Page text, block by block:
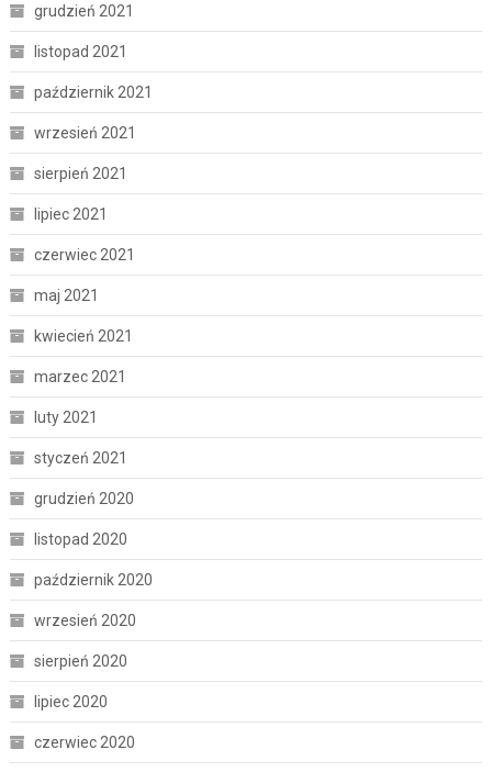
grudzień 2021
listopad 2021
październik 2021
wrzesień 2021
sierpień 2021
lipiec 2021
czerwiec 2021
maj 2021
kwiecień 2021
marzec 2021
luty 2021
styczeń 2021
grudzień 2020
listopad 2020
październik 2020
wrzesień 2020
sierpień 2020
lipiec 2020
czerwiec 2020